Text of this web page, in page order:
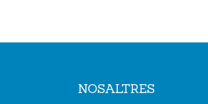
NOSALTRES